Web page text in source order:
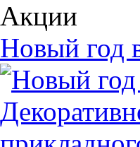
Акции
Новый год